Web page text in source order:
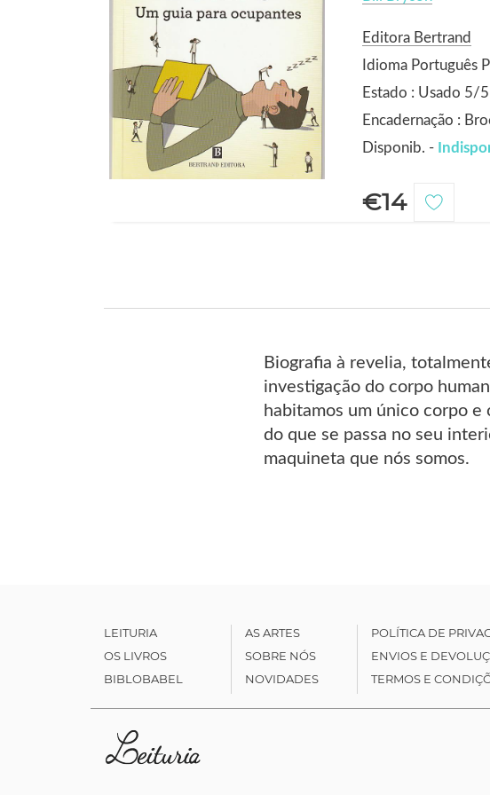
Editora Bertrand
Idioma Português
Estado : Usado 5/5
Encadernação :
Disponib. -
€14
Biografia à revelia,
investigação do corpo
habitamos um único corpo
do que se passa no seu
maquineta que nós somos.
LEITURIA
OS LIVROS
BIBLOBABEL
AS ARTES
SOBRE NÓS
NOVIDADES
POLÍTICA DE
ENVIOS E
TERMOS E